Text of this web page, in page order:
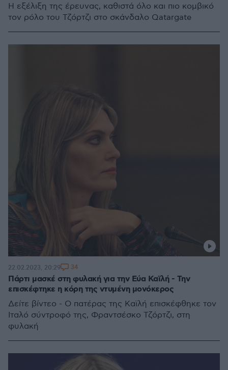
Η εξέλιξη της έρευνας, καθιστά όλο και πιο κομβικό
τον ρόλο του Τζόρτζι στο σκάνδαλο Qatargate
Πάρτι μασκέ στη φυλακή για την Εύα Καϊλή - Την
επισκέφτηκε η κόρη της ντυμένη μονόκερος
Δείτε βίντεο - Ο πατέρας της Καϊλή επισκέφθηκε τον
Ιταλό σύντροφό της, Φραντσέσκο Τζόρτζι, στη
φυλακή
22.02.2023, 20:29 34